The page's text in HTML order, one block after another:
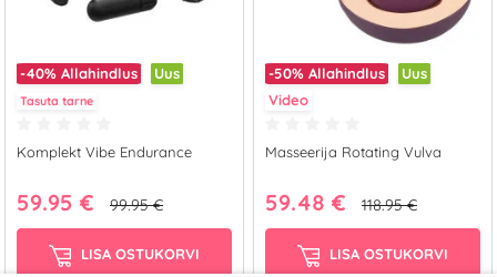
-40% Allahindlus Uus
Tasuta tarne
Komplekt Vibe Endurance
59.95 € 99.95 €
LISA OSTUKORVI
-50% Allahindlus
Uus
Video
Masseerija Rotating Vulva
59.48 € 118.95 €
LISA OSTUKORVI